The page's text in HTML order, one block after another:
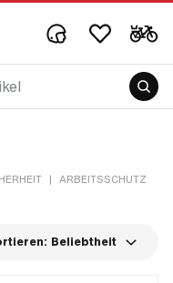
| ARBEITSSCHUTZ
Beliebtheit